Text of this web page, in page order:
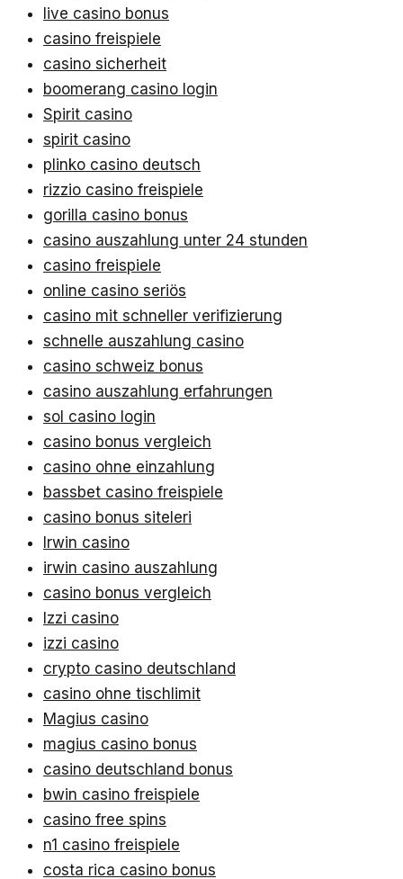
live casino bonus
casino freispiele
casino sicherheit
boomerang casino login
Spirit casino
spirit casino
plinko casino deutsch
rizzio casino freispiele
gorilla casino bonus
casino auszahlung unter 24 stunden
casino freispiele
online casino seriös
casino mit schneller verifizierung
schnelle auszahlung casino
casino schweiz bonus
casino auszahlung erfahrungen
sol casino login
casino bonus vergleich
casino ohne einzahlung
bassbet casino freispiele
casino bonus siteleri
Irwin casino
irwin casino auszahlung
casino bonus vergleich
Izzi casino
izzi casino
crypto casino deutschland
casino ohne tischlimit
Magius casino
magius casino bonus
casino deutschland bonus
bwin casino freispiele
casino free spins
n1 casino freispiele
costa rica casino bonus